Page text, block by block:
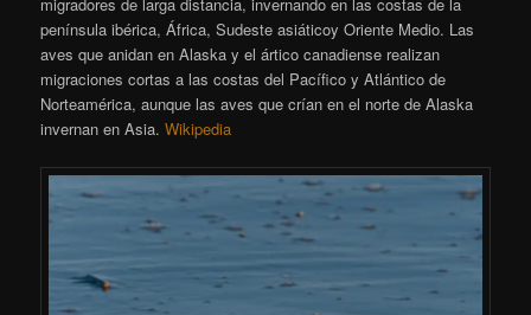
migradores de larga distancia, invernando en las costas de la
península ibérica, África, Sudeste asiáticoy Oriente Medio. Las
aves que anidan en Alaska y el ártico canadiense realizan
migraciones cortas a las costas del Pacífico y Atlántico de
Norteamérica, aunque las aves que crían en el norte de Alaska
invernan en Asia.Wikipedia